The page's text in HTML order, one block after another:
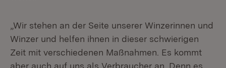
„Wir stehen an der Seite unserer Winzerinnen und
Winzer und helfen ihnen in dieser schwierigen
Zeit mit verschiedenen Maßnahmen. Es kommt
aber auch auf uns als Verbraucher an. Denn es